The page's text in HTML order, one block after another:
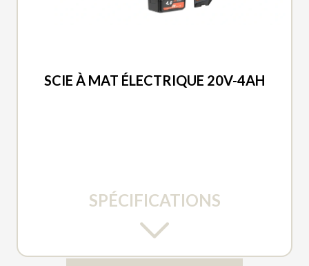
SCIE À MAT ÉLECTRIQUE 20V-4AH
SPÉCIFICATIONS